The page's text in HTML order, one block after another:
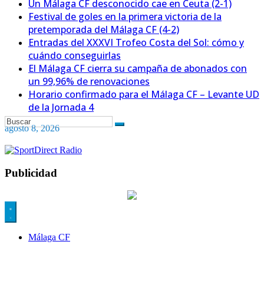
Un Málaga CF desconocido cae en Ceuta (2-1)
Festival de goles en la primera victoria de la
pretemporada del Málaga CF (4-2)
Entradas del XXXVI Trofeo Costa del Sol: cómo y
cuándo conseguirlas
El Málaga CF cierra su campaña de abonados con
un 99,96% de renovaciones
Horario confirmado para el Málaga CF – Levante UD
de la Jornada 4
agosto 8, 2026
Publicidad
Málaga CF